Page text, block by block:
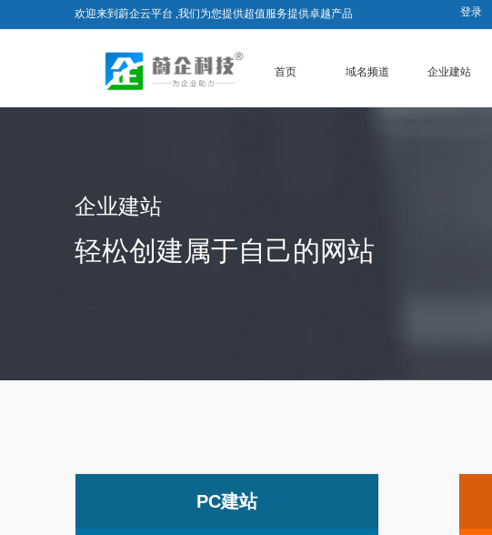
欢迎来到蔚企云平台 ,我们为您提供超值服务提供卓越产品 登录
首页 域名频道 企业建站
企业建站
轻松创建属于自己的网站
PC建站